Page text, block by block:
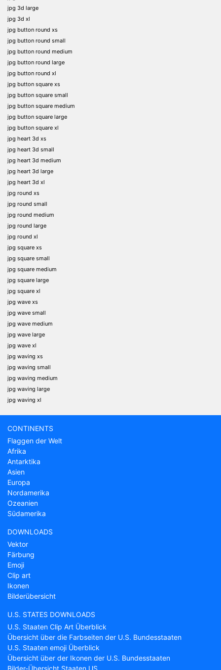
jpg 3d large
jpg 3d xl
jpg button round xs
jpg button round small
jpg button round medium
jpg button round large
jpg button round xl
jpg button square xs
jpg button square small
jpg button square medium
jpg button square large
jpg button square xl
jpg heart 3d xs
jpg heart 3d small
jpg heart 3d medium
jpg heart 3d large
jpg heart 3d xl
jpg round xs
jpg round small
jpg round medium
jpg round large
jpg round xl
jpg square xs
jpg square small
jpg square medium
jpg square large
jpg square xl
jpg wave xs
jpg wave small
jpg wave medium
jpg wave large
jpg wave xl
jpg waving xs
jpg waving small
jpg waving medium
jpg waving large
jpg waving xl
CONTINENTS
Flaggen der Welt
Afrika
Antarktika
Asien
Europa
Nordamerika
Ozeanien
Südamerika
DOWNLOADS
Vektor
Färbung
Emoji
Clip art
Ikonen
Bilderübersicht
U.S. STATES DOWNLOADS
U.S. Staaten Clip Art Überblick
Übersicht über die Farbseiten der U.S. Bundesstaaten
U.S. Staaten emoji Überblick
Übersicht über der Ikonen der U.S. Bundesstaaten
Bilder-Übersicht Staaten US